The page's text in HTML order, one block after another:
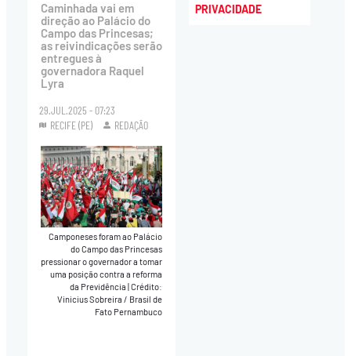
Caminhada vai em
direção ao Palácio do
Campo das Princesas;
as reivindicações serão
entregues à
governadora Raquel
Lyra
29.JUL.2025 - 07:23
RECIFE (PE)
REDAÇÃO
Camponeses foram ao Palácio
do Campo das Princesas
pressionar o governador a tomar
uma posição contra a reforma
da Previdência|Crédito:
Vinicius Sobreira / Brasil de
Fato Pernambuco
PRIVACIDADE